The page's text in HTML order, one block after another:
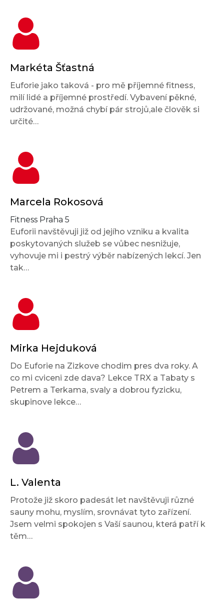
Markéta Šťastná
Euforie jako taková - pro mě příjemné fitness,
milí lidé a příjemné prostředí. Vybavení pěkné,
udržované, možná chybí pár strojů,ale člověk si
určité…
Marcela Rokosová
Fitness Praha 5
Euforii navštěvuji již od jejího vzniku a kvalita
poskytovaných služeb se vůbec nesnižuje,
vyhovuje mi i pestrý výběr nabízených lekcí. Jen
tak…
Mirka Hejduková
Do Euforie na Zizkove chodim pres dva roky. A
co mi cviceni zde dava? Lekce TRX a Tabaty s
Petrem a Terkama, svaly a dobrou fyzicku,
skupinove lekce…
L. Valenta
Protože již skoro padesát let navštěvuji různé
sauny mohu, myslím, srovnávat tyto zařízení.
Jsem velmi spokojen s Vaší saunou, která patří k
těm…